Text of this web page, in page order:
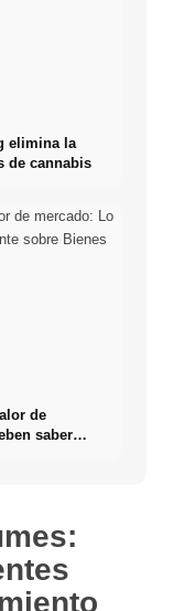
elimina la
de cannabis
de
saber